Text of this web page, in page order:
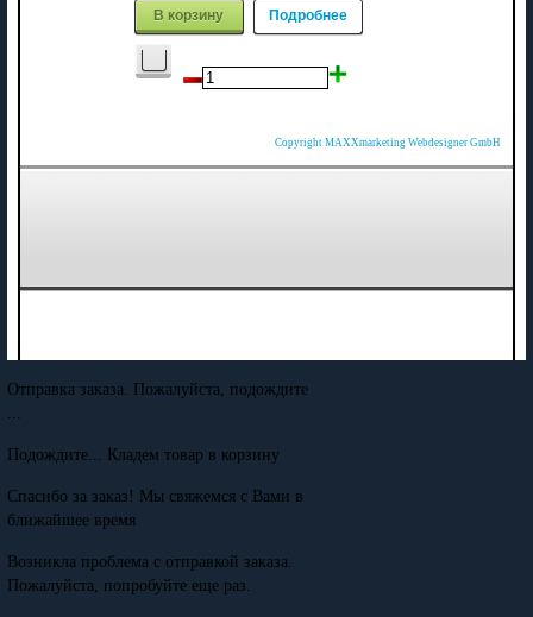
В корзину Подробнее
Copyright MAXXmarketing Webdesigner GmbH
Отправка заказа. Пожалуйста, подождите
Подождите... Кладем товар в корзину
Спасибо за заказ! Мы свяжемся с Вами в
ближайшее время
Возникла проблема с отправкой заказа.
Пожалуйста, попробуйте еще раз.